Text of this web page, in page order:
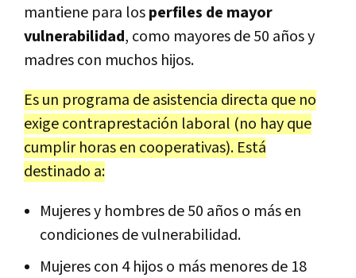
mantiene para losperfiles de mayor
vulnerabilidad, como mayores de 50 años y
madres con muchos hijos.
Es un programa de asistencia directa que no
exige contraprestación laboral (no hay que
cumplir horas en cooperativas). Está
destinado a:
Mujeres y hombres de 50 años o más en
condiciones de vulnerabilidad.
Mujeres con 4 hijos o más menores de 18